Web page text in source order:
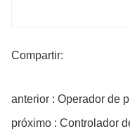
Compartir: